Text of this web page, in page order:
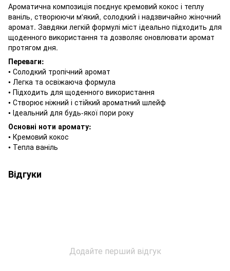
Ароматична композиція поєднує кремовий кокос і теплу
ваніль, створюючи м'який, солодкий і надзвичайно жіночний
аромат. Завдяки легкій формулі міст ідеально підходить для
щоденного використання та дозволяє оновлювати аромат
протягом дня.
Переваги:
• Солодкий тропічний аромат
• Легка та освіжаюча формула
• Підходить для щоденного використання
• Створює ніжний і стійкий ароматний шлейф
• Ідеальний для будь-якої пори року
Основні ноти аромату:
• Кремовий кокос
• Тепла ваніль
Відгуки
Додайте перший відгук